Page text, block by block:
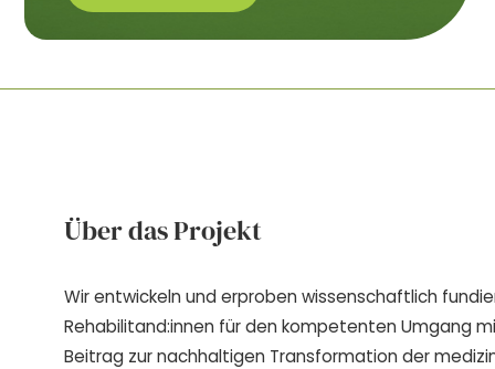
Über das Projekt
Wir entwickeln und erproben wissenschaftlich
Rehabilitand:innen für den kompetenten Umgang
Beitrag zur nachhaltigen Transformation der